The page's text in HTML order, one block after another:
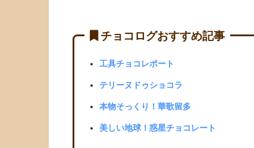
チョコログおすすめ記事
工具チョコレポート
テリーヌドゥショコラ
本物そっくり！華歌留多
美しい地球！惑星チョコレート